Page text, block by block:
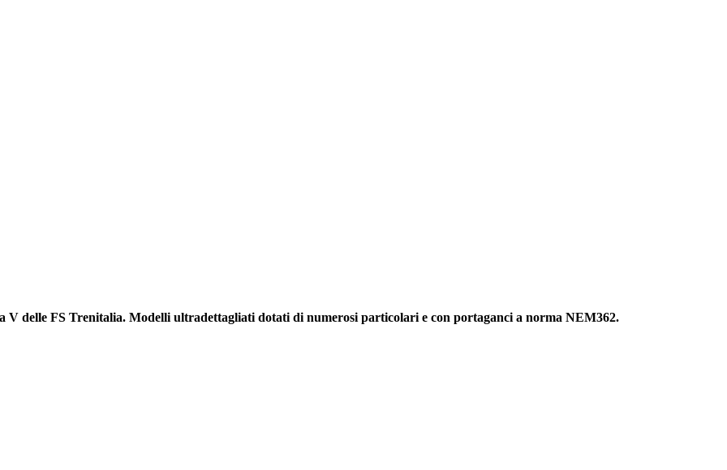
V delle FS Trenitalia. Modelli ultradettagliati dotati di numerosi particolari e con portaganci a norma NEM362.